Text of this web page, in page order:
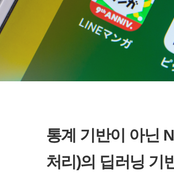
통계 기반이 아닌
처리)의 딥러닝 기